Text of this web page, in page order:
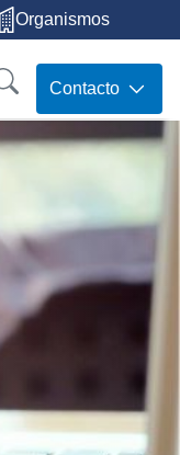
Organismos
Contacto